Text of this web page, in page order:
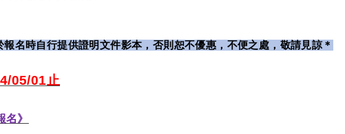
報名時自行提供證明文件影本，否則恕不優惠，不便之處，敬請見諒＊
05/01止
》